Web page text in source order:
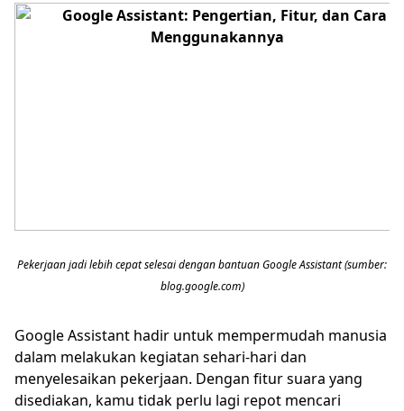
Pekerjaan jadi lebih cepat selesai dengan bantuan Google Assistant (sumber:
blog.google.com)
Google Assistant hadir untuk mempermudah manusia
dalam melakukan kegiatan sehari-hari dan
menyelesaikan pekerjaan. Dengan fitur suara yang
disediakan, kamu tidak perlu lagi repot mencari